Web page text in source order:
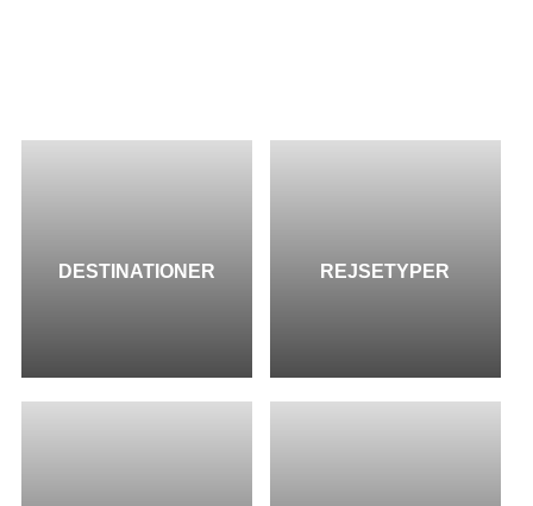
DESTINATIONER REJSETYPER